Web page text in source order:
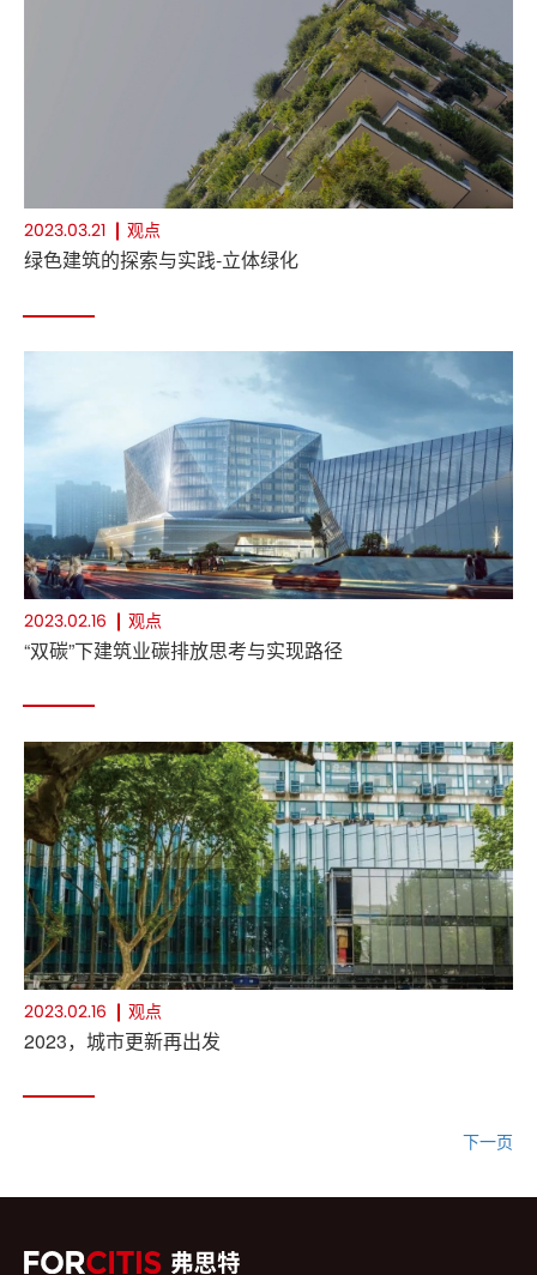
2023.03.21 观点
绿色建筑的探索与实践-立体绿化
2023.02.16 观点
“双碳”下建筑业碳排放思考与实现路径
2023.02.16 观点
2023，城市更新再出发
下一页